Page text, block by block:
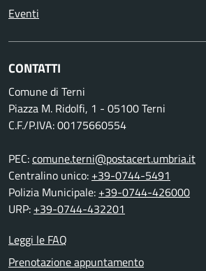
Eventi
CONTATTI
Comune di Terni
Piazza M. Ridolfi, 1 - 05100 Terni
C.F./P.IVA: 00175660554
PEC:comune.terni@postacert.umbria.it
Centralino unico: +39-0744-5491
Polizia Municipale: +39-0744-426000
URP: +39-0744-432201
Leggi le FAQ
Prenotazione appuntamento